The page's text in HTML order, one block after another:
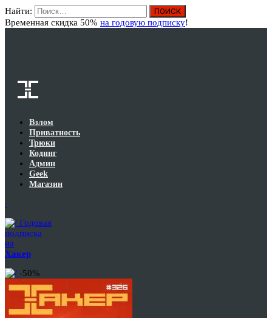
Найти:
Временная скидка 50% на годовую подписку!
Взлом
Приватность
Трюки
Кодинг
Админ
Geek
Магазин
Годовая
подписка
на
Хакер
-50%